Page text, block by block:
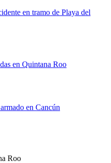
en tramo de Playa del
en Quintana Roo
en Cancún
Roo